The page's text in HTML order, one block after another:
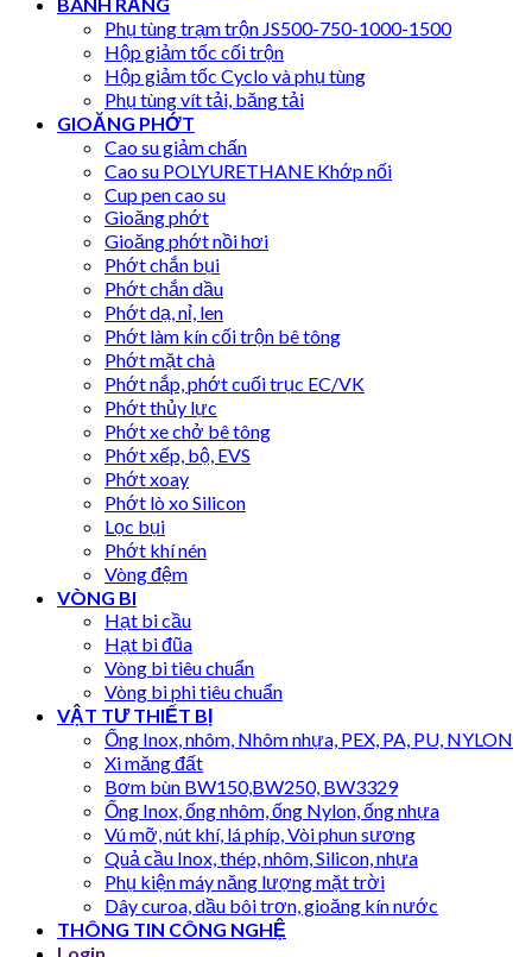
Phụ tùng trạm trộn JS500-750-1000-1500
Hộp giảm tốc cối trộn
Hộp giảm tốc Cyclo và phụ tùng
Phụ tùng vít tải, băng tải
GIOĂNG PHỚT
Cao su giảm chấn
Cao su POLYURETHANE Khớp nối
Cup pen cao su
Gioăng phớt
Gioăng phớt nồi hơi
Phớt chắn bụi
Phớt chắn dầu
Phớt dạ, nỉ, len
Phớt làm kín cối trộn bê tông
Phớt mặt chà
Phớt nắp, phớt cuối trục EC/VK
Phớt thủy lực
Phớt xe chở bê tông
Phớt xếp, bộ, EVS
Phớt xoay
Phớt lò xo Silicon
Lọc bụi
Phớt khí nén
Vòng đệm
VÒNG BI
Hạt bi cầu
Hạt bi đũa
Vòng bi tiêu chuẩn
Vòng bi phi tiêu chuẩn
VẬT TƯ THIẾT BỊ
Ống Inox, nhôm, Nhôm nhựa, PEX, PA, PU, NYLON
Xi măng đất
Bơm bùn BW150,BW250, BW3329
Ống Inox, ống nhôm, ống Nylon, ống nhựa
Vú mỡ, nút khí, lá phíp, Vòi phun sương
Quả cầu Inox, thép, nhôm, Silicon, nhựa
Phụ kiện máy năng lượng mặt trời
Dây curoa, dầu bôi trơn, gioăng kín nước
THÔNG TIN CÔNG NGHỆ